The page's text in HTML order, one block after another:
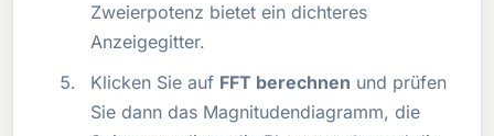
Zweierpotenz bietet ein dichteres
Anzeigegitter.
Klicken Sie auf FFT berechnen und prüfen
Sie dann das Magnitudendiagramm, die